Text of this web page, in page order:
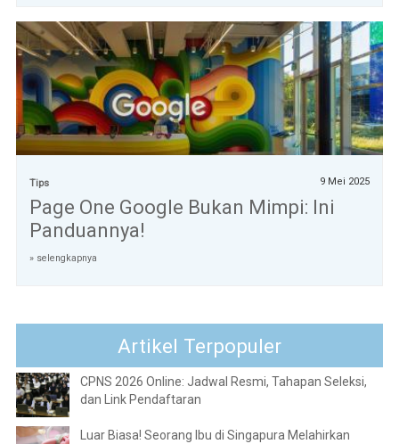
Tips 9 Mei 2025
Page One Google Bukan Mimpi: Ini
Panduannya!
» selengkapnya
Artikel Terpopuler
CPNS 2026 Online: Jadwal Resmi, Tahapan Seleksi,
dan Link Pendaftaran
Luar Biasa! Seorang Ibu di Singapura Melahirkan